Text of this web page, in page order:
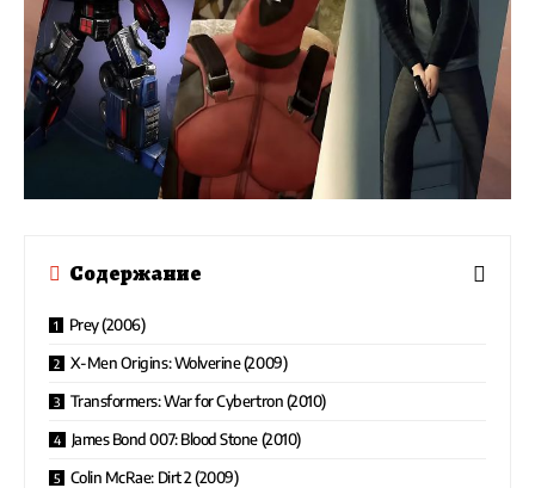
Содержание
Prey (2006)
X-Men Origins: Wolverine (2009)
Transformers: War for Cybertron (2010)
James Bond 007: Blood Stone (2010)
Colin McRae: Dirt 2 (2009)